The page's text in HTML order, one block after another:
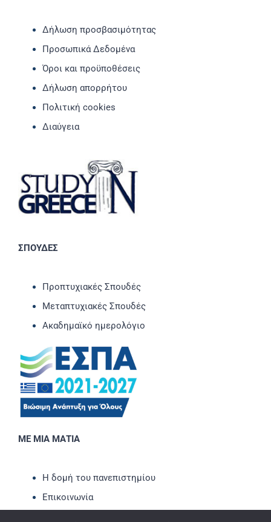
Δήλωση προσβασιμότητας
Προσωπικά Δεδομένα
Όροι και προϋποθέσεις
Δήλωση απορρήτου
Πολιτική cookies
Διαύγεια
ΣΠΟΥΔΕΣ
Προπτυχιακές Σπουδές
Μεταπτυχιακές Σπουδές
Ακαδημαϊκό ημερολόγιο
ΜΕ ΜΙΑ ΜΑΤΙΑ
Η δομή του πανεπιστημίου
Επικοινωνία